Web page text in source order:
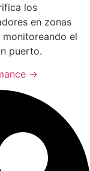
los
en zonas
el
puerto.
→